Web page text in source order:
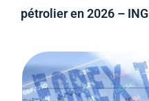
pétrolier en 2026 – ING